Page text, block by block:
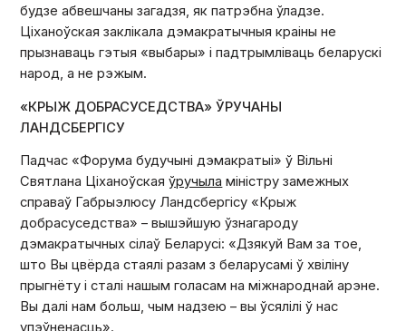
будзе абвешчаны загадзя, як патрэбна ўладзе.
Ціханоўская заклікала дэмакратычныя краіны не
прызнаваць гэтыя «выбары» і падтрымліваць беларускі
народ, а не рэжым.
«КРЫЖ ДОБРАСУСЕДСТВА» ЎРУЧАНЫ
ЛАНДСБЕРГІСУ
Падчас «Форума будучыні дэмакратыі» ў Вільні
Святлана Ціханоўскаяўручыла міністру замежных
справаў Габрыэлюсу Ландсбергісу «Крыж
добрасуседства» – вышэйшую ўзнагароду
дэмакратычных сілаў Беларусі: «Дзякуй Вам за тое,
што Вы цвёрда стаялі разам з беларусамі ў хвіліну
прыгнёту і сталі нашым голасам на міжнароднай арэне.
Вы далі нам больш, чым надзею – вы ўсялілі ў нас
упэўненасць».